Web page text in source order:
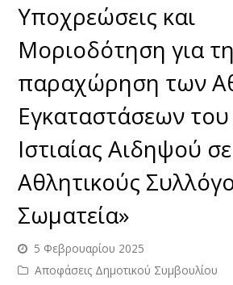
Υποχρεώσεις και
Μοριοδότηση για
παραχώρηση των
Εγκαταστάσεων
Ιστιαίας Αιδηψού σε
Αθλητικούς
Σωματεία»
5 Φεβρουαρίου 2025
Αποφάσεις Δημοτικού Συμβουλίου